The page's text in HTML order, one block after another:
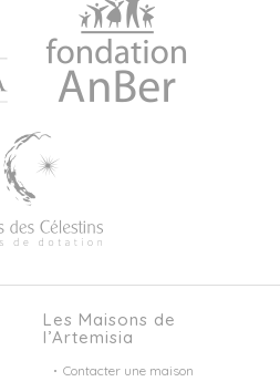
Les Maisons de
l’Artemisia
Contacter une maison